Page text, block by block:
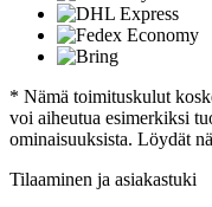
* Nämä toimituskulut
voi aiheutua esimerkiksi
ominaisuuksista. Löydät
Tilaaminen ja asiakastuki